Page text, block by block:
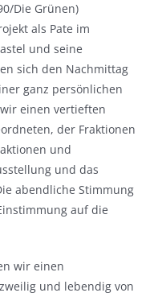
Die Grünen)
als Pate im
und seine
sich den Nachmittag
ganz persönlichen
einen vertieften
der Fraktionen
und
und das
abendliche Stimmung
auf die
wir einen
und lebendig von